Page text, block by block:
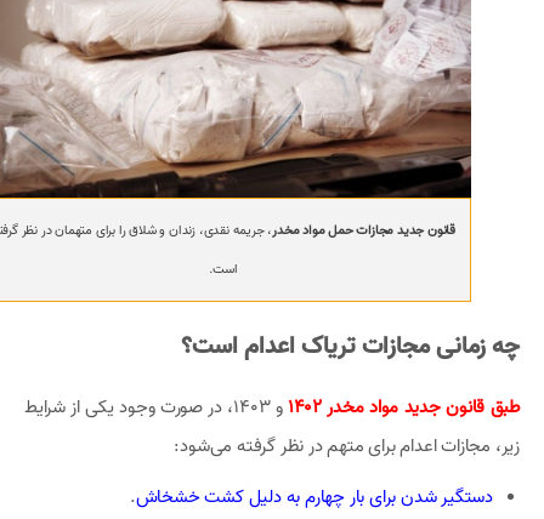
قانون جدید مجازات حمل مواد مخدر، جریمه نقدی، زندان و شلاق را برای متهمان در نظر
است.
چه زمانی مجازات تریاک اعدام است؟
طبق قانون جدید مواد مخدر 1402
و 1403، در صورت وجود یکی از شرایط
زیر، مجازات اعدام برای متهم در نظر گرفته می‌شود:
دستگیر شدن برای بار چهارم به دلیل کشت خشخاش.